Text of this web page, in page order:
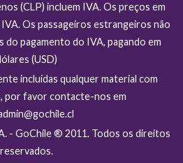
(CLP) incluem IVA. Os preços em
Os passageiros estrangeiros não
pagamento do IVA, pagando em
(USD)
incluídas qualquer material com
por favor contacte-nos em
- GoChile ® 2011. Todos os direitos
reservados.